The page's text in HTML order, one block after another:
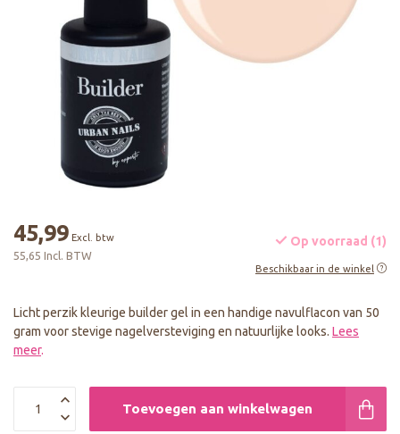
45,99 Excl. btw
55,65 Incl. BTW
Op voorraad (1)
Beschikbaar in de winkel
Licht perzik kleurige builder gel in een handige navulflacon van 50
gram voor stevige nagelversteviging en natuurlijke looks. Lees
meer.
Toevoegen aan winkelwagen